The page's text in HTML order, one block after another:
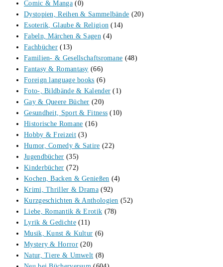
Comic & Manga (0)
Dystopien, Reihen & Sammelbände (20)
Esoterik, Glaube & Religion (14)
Fabeln, Märchen & Sagen (4)
Fachbücher (13)
Familien- & Gesellschaftsromane (48)
Fantasy & Romantasy (66)
Foreign language books (6)
Foto-, Bildbände & Kalender (1)
Gay & Queere Bücher (20)
Gesundheit, Sport & Fitness (10)
Historische Romane (16)
Hobby & Freizeit (3)
Humor, Comedy & Satire (22)
Jugendbücher (35)
Kinderbücher (72)
Kochen, Backen & Genießen (4)
Krimi, Thriller & Drama (92)
Kurzgeschichten & Anthologien (52)
Liebe, Romantik & Erotik (78)
Lyrik & Gedichte (11)
Musik, Kunst & Kultur (6)
Mystery & Horror (20)
Natur, Tiere & Umwelt (8)